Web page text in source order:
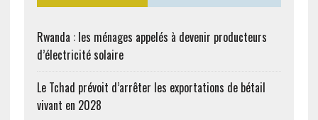
Rwanda : les ménages appelés à devenir producteurs
d’électricité solaire
Le Tchad prévoit d’arrêter les exportations de bétail
vivant en 2028